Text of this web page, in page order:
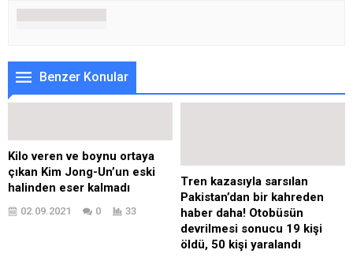
Benzer Konular
Kilo veren ve boynu ortaya
çıkan Kim Jong-Un’un eski
halinden eser kalmadı
02.09.2021 0 33
Tren kazasıyla sarsılan
Pakistan’dan bir kahreden
haber daha! Otobüsün
devrilmesi sonucu 19 kişi
öldü, 50 kişi yaralandı